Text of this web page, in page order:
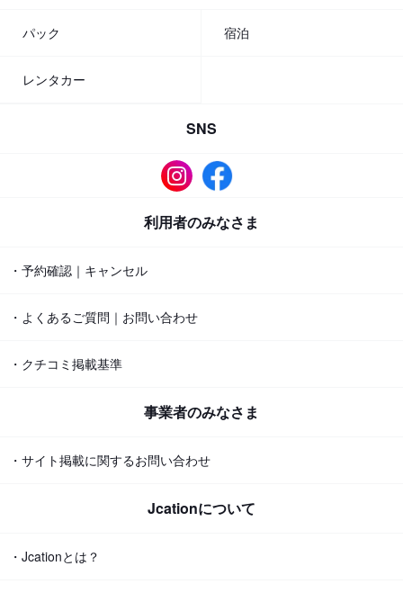
パック 宿泊
レンタカー
SNS
利用者のみなさま
・予約確認｜キャンセル
・よくあるご質問｜お問い合わせ
・クチコミ掲載基準
事業者のみなさま
・サイト掲載に関するお問い合わせ
Jcationについて
・Jcationとは？